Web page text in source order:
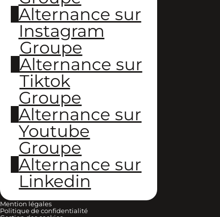
Alternance sur
Instagram
Groupe
Alternance sur
Tiktok
Groupe
Alternance sur
Youtube
Groupe
Alternance sur
Linkedin
Mention légales
Politique de confidentialité